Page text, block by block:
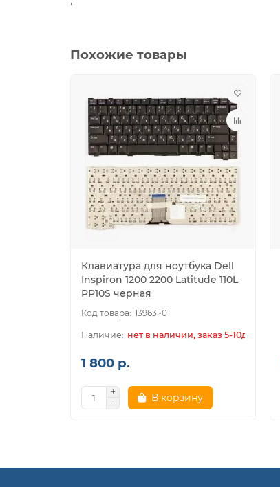
''
Похожие товары
Клавиатура для ноутбука Dell
Inspiron 1200 2200 Latitude 110L
PP10S черная
13963~01
нет в наличии, заказ 5-10дн.
1 800 р.
В корзину